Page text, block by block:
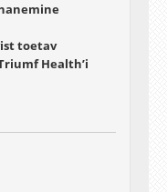
toetav
Health’i